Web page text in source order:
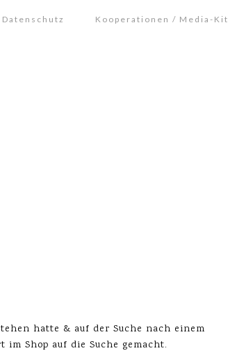
Datenschutz Kooperationen / Media-Kit
hatte & auf der Suche nach einem
Shop auf die Suche gemacht.